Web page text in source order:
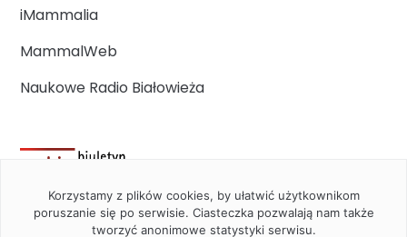
iMammalia
MammalWeb
Naukowe Radio Białowieża
Korzystamy z plików cookies, by ułatwić użytkownikom
poruszanie się po serwisie. Ciasteczka pozwalają nam także
tworzyć anonimowe statystyki serwisu.